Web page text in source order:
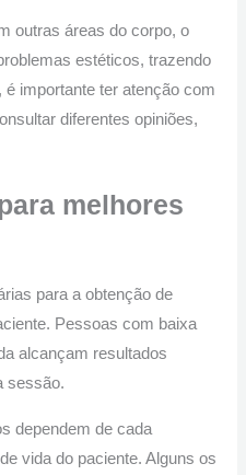
outras áreas do corpo, o
estéticos, trazendo
importante ter atenção com
diferentes opiniões,
melhores
para a obtenção de
Pessoas com baixa
alcançam resultados
sessão.
dependem de cada
vida do paciente. Alguns os